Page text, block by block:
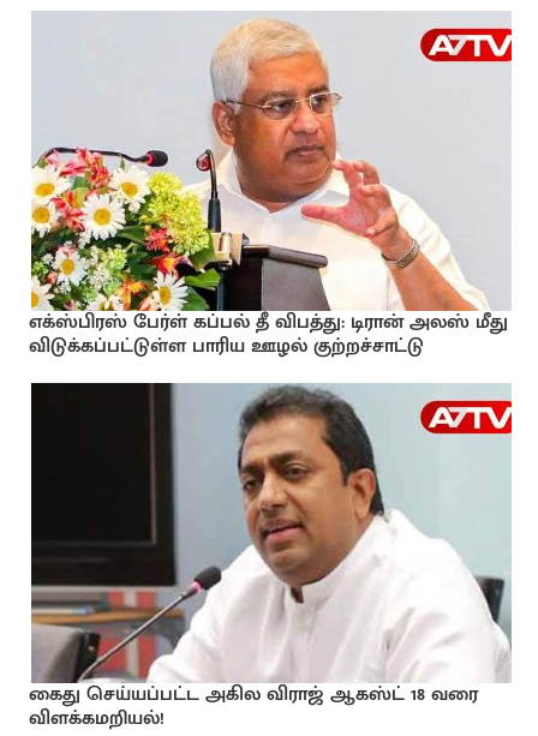
எக்ஸ்பிரஸ் பேர்ள் கப்பல் தீ விபத்து: டிரான் அலஸ் மீது
விடுக்கப்பட்டுள்ள பாரிய ஊழல் குற்றச்சாட்டு
கைது செய்யப்பட்ட அகில விராஜ் ஆகஸ்ட் 18 வரை
விளக்கமறியல்!